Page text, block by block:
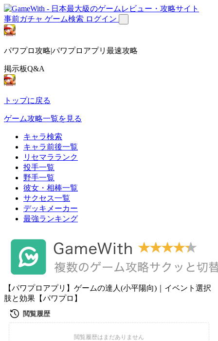
事前ガチャ ゲーム検索 ログイン
パワプロ攻略|パワプロアプリ最速攻略
掲示板Q&A
トップに戻る
ゲーム攻略一覧を見る
キャラ検索
キャラ前後一覧
リセマラランク
投手一覧
野手一覧
彼女・相棒一覧
サクセス一覧
デッキメーカー
最強ランキング
【パワプロアプリ】ゲームの達人(小平陽向)｜イベント選択
肢と効果【パワプロ】